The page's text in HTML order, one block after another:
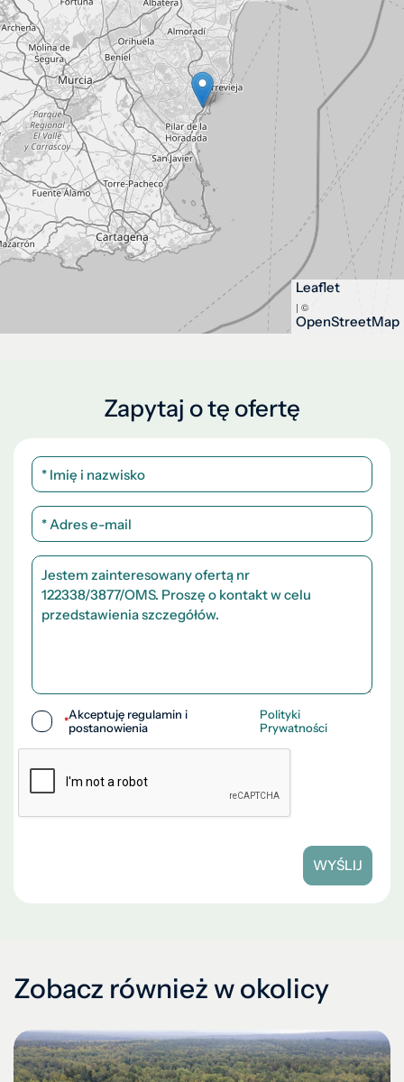
Leaflet
| ©
OpenStreetMap
Zapytaj o tę ofertę
*Akceptuję regulamin i
postanowienia
Polityki
Prywatności
WYŚLIJ
Zobacz również w okolicy